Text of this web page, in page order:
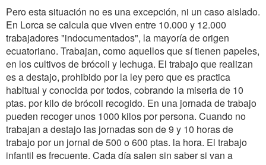
Pero esta situación no es una excepción, ni un caso aislado.
En Lorca se calcula que viven entre 10.000 y 12.000
trabajadores "indocumentados", la mayoría de origen
ecuatoriano. Trabajan, como aquellos que sí tienen papeles,
en los cultivos de brócoli y lechuga. El trabajo que realizan
es a destajo, prohibido por la ley pero que es practica
habitual y conocida por todos, cobrando la miseria de 10
ptas. por kilo de brócoli recogido. En una jornada de trabajo
pueden recoger unos 1000 kilos por persona. Cuando no
trabajan a destajo las jornadas son de 9 y 10 horas de
trabajo por un jornal de 500 o 600 ptas. la hora. El trabajo
infantil es frecuente. Cada día salen sin saber si van a